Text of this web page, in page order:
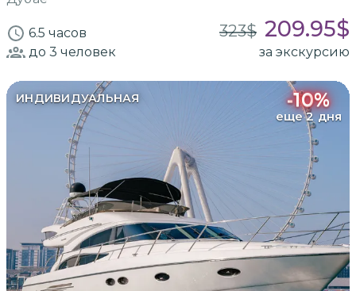
6.5 часов 323$ 209.95$
до 3 человек за экскурсию
ИНДИВИДУАЛЬНАЯ -10%
еще 2 дня